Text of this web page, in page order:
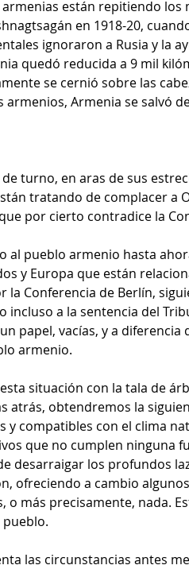
están repitiendo
en 1918-20,
ignoraron a Rusia y la
quedó reducida a 9 mil
se cernió sobre las
armenios, Armenia se salvó
turno, en aras de sus
tratando de complacer a
por cierto contradice la
al pueblo armenio hasta
y Europa que están
la Conferencia de Berlín,
incluso a la sentencia del
papel, vacías, y a diferencia
armenio.
situación con la tala de
atrás, obtendremos la
y compatibles con el clima
que no cumplen ninguna
desarraigar los profundos
ofreciendo a cambio
o más precisamente, nada.
las circunstancias antes